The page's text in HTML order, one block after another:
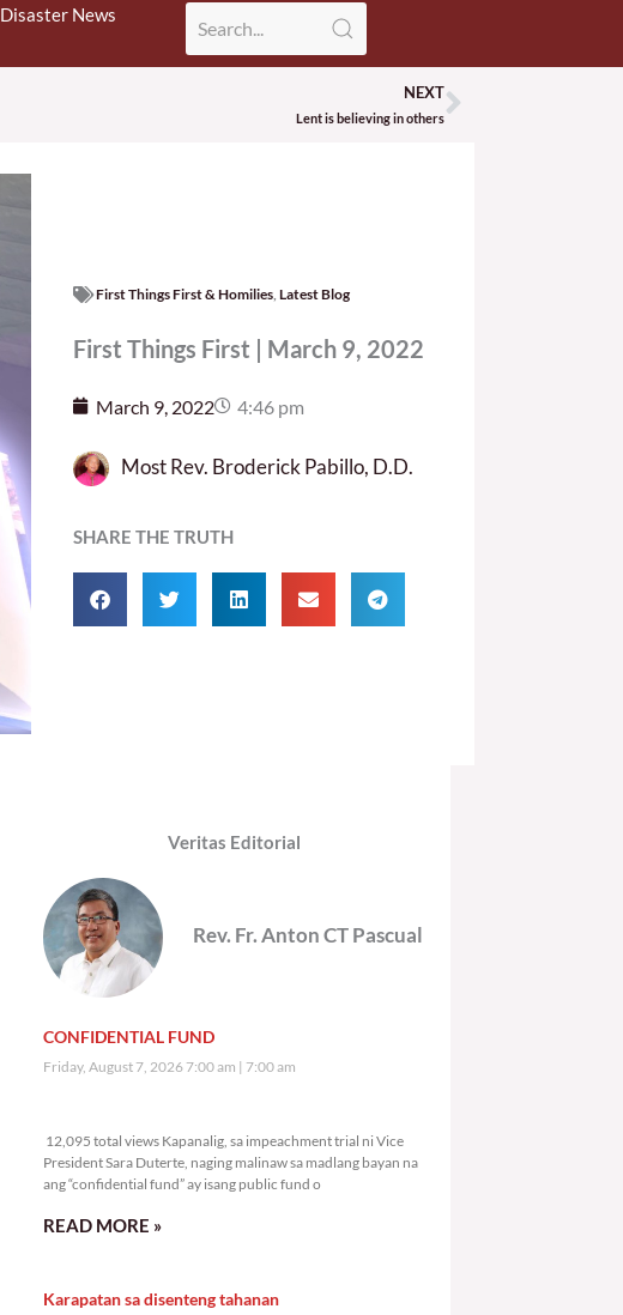
Disaster News
NEXT
Lent is believing in othersNext
First Things First & Homilies, Latest Blog
First Things First | March 9, 2022
March 9, 2022 4:46 pm
Most Rev. Broderick Pabillo, D.D.
SHARE THE TRUTH
Veritas Editorial
Rev. Fr. Anton CT Pascual
CONFIDENTIAL FUND
Friday, August 7, 2026 7:00 am 7:00 am
12,095 total views Kapanalig, sa impeachment trial ni Vice
President Sara Duterte, naging malinaw sa madlang bayan na
ang “confidential fund” ay isang public fund o
READ MORE »
Karapatan sa disenteng tahanan